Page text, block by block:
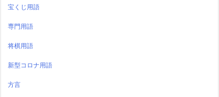
宝くじ用語
専門用語
将棋用語
新型コロナ用語
方言